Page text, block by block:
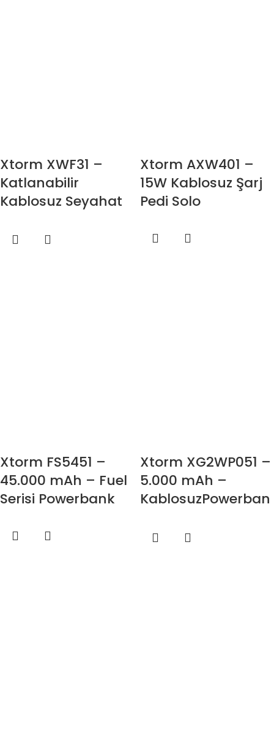
Xtorm XWF31 –
Katlanabilir
Kablosuz Seyahat
Xtorm AXW401 –
15W Kablosuz Şarj
Pedi Solo
Xtorm FS5451 –
45.000 mAh – Fuel
Serisi Powerbank
Xtorm XG2WP051 –
5.000 mAh –
KablosuzPowerban